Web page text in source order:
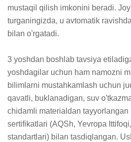
mustaqil qilish imkonini beradi.
turganingizda, u avtomatik
bilan o'rgatadi.
3 yoshdan boshlab tavsiya
yoshdagilar uchun ham namozni
bilimlarni mustahkamlash uchun
qavatli, buklanadigan, suv
chidamli materialdan
sertifikatlari (AQSh, Yevropa
standartlari) bilan tasdiqlangan.